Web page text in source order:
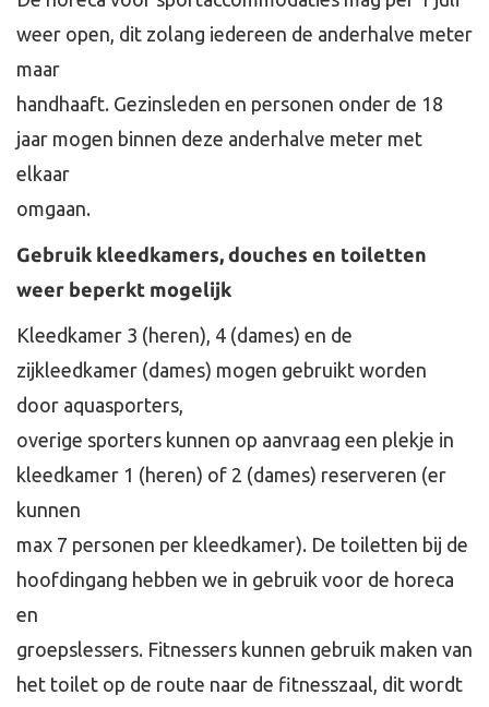
weer open, dit zolang iedereen de anderhalve meter
maar
handhaaft. Gezinsleden en personen onder de 18
jaar mogen binnen deze anderhalve meter met
elkaar
omgaan.
Gebruik kleedkamers, douches en toiletten
weer beperkt mogelijk
Kleedkamer 3 (heren), 4 (dames) en de
zijkleedkamer (dames) mogen gebruikt worden
door aquasporters,
overige sporters kunnen op aanvraag een plekje in
kleedkamer 1 (heren) of 2 (dames) reserveren (er
kunnen
max 7 personen per kleedkamer). De toiletten bij de
hoofdingang hebben we in gebruik voor de horeca
en
groepslessers. Fitnessers kunnen gebruik maken van
het toilet op de route naar de fitnesszaal, dit wordt